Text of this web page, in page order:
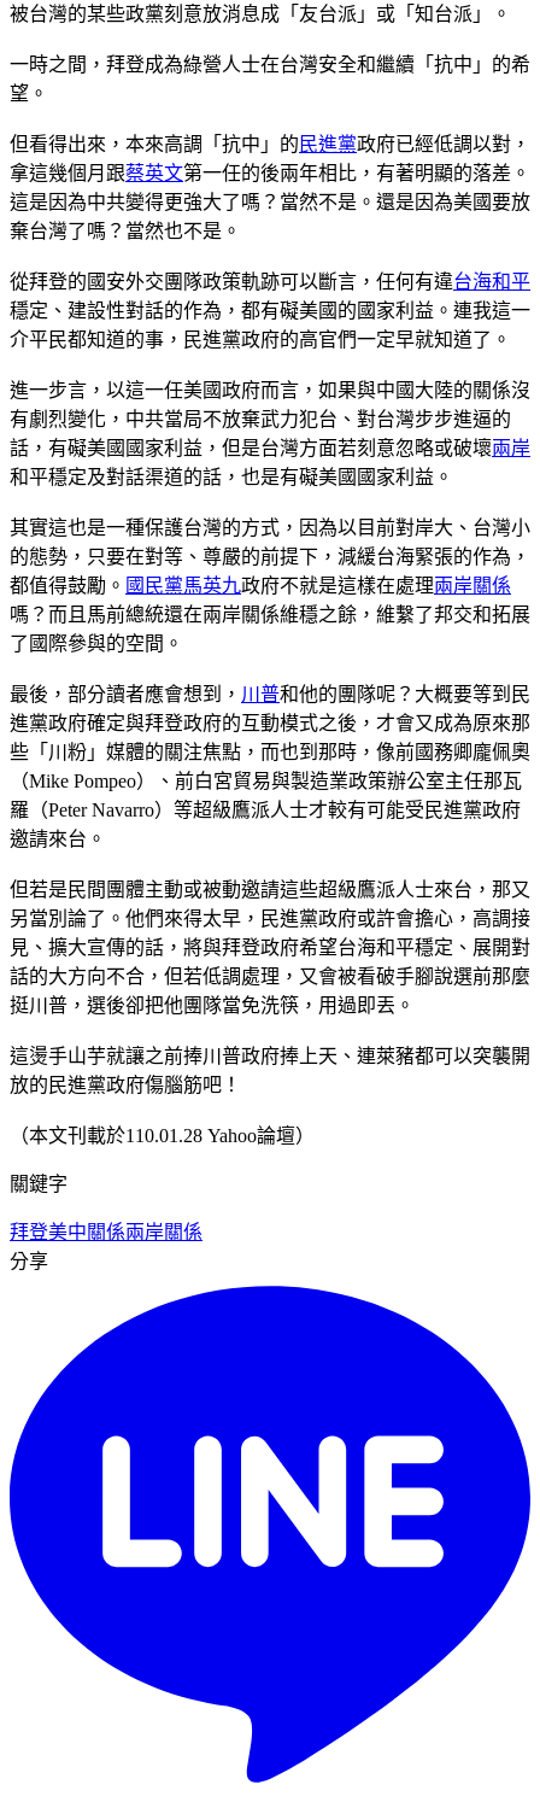
被台灣的某些政黨刻意放消息成「友台派」或「知台派」。
一時之間，拜登成為綠營人士在台灣安全和繼續「抗中」的希
望。
但看得出來，本來高調「抗中」的 民進黨政府已經低調以對，
拿這幾個月跟蔡英文第一任的後兩年相比，有著明顯的落差。
這是因為中共變得更強大了嗎？當然不是。還是因為美國要放
棄台灣了嗎？當然也不是。
從拜登的國安外交團隊政策軌跡可以斷言，任何有違台海和平
穩定、建設性對話的作為，都有礙美國的國家利益。連我這一
介平民都知道的事，民進黨政府的高官們一定早就知道了。
進一步言，以這一任美國政府而言，如果與中國大陸的關係沒
有劇烈變化，中共當局不放棄武力犯台、對台灣步步進逼的
話，有礙美國國家利益，但是台灣方面若刻意忽略或破壞兩岸
和平穩定及對話渠道的話，也是有礙美國國家利益。
其實這也是一種保護台灣的方式，因為以目前對岸大、台灣小
的態勢，只要在對等、尊嚴的前提下，減緩台海緊張的作為，
都值得鼓勵。 國民黨馬英九政府不就是這樣在處理兩岸關係
嗎？而且馬前總統還在兩岸關係維穩之餘，維繫了邦交和拓展
了國際參與的空間。
最後，部分讀者應會想到， 川普和他的團隊呢？大概要等到民
進黨政府確定與拜登政府的互動模式之後，才會又成為原來那
些「川粉」媒體的關注焦點，而也到那時，像前國務卿龐佩奧
（Mike Pompeo）、前白宮貿易與製造業政策辦公室主任那瓦
羅（Peter Navarro）等超級鷹派人士才較有可能受民進黨政府
邀請來台。
但若是民間團體主動或被動邀請這些超級鷹派人士來台，那又
另當別論了。他們來得太早，民進黨政府或許會擔心，高調接
見、擴大宣傳的話，將與拜登政府希望台海和平穩定、展開對
話的大方向不合，但若低調處理，又會被看破手腳說選前那麼
挺川普，選後卻把他團隊當免洗筷，用過即丟。
這燙手山芋就讓之前捧川普政府捧上天、連萊豬都可以突襲開
放的民進黨政府傷腦筋吧！
（本文刊載於110.01.28 Yahoo論壇）
關鍵字
拜登美中關係兩岸關係
分享